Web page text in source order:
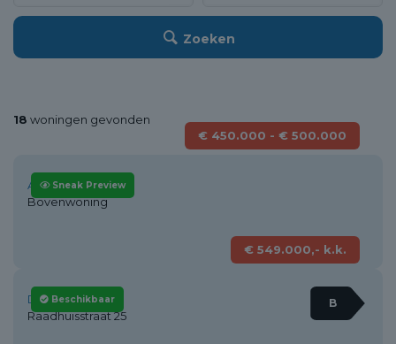
Zoeken
18 woningen gevonden
Sneak Preview
€ 450.000 - € 500.000
Alkmaar
Bovenwoning
B
Beschikbaar
€ 549.000,- k.k.
Dirkshorn
Raadhuisstraat 25